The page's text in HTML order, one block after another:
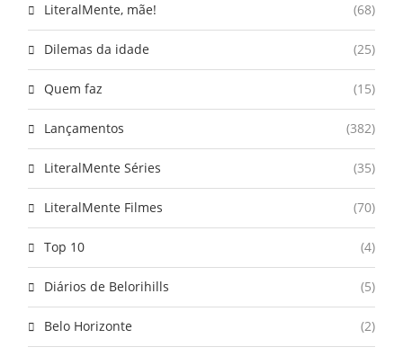
LiteralMente, mãe! (68)
Dilemas da idade (25)
Quem faz (15)
Lançamentos (382)
LiteralMente Séries (35)
LiteralMente Filmes (70)
Top 10 (4)
Diários de Belorihills (5)
Belo Horizonte (2)